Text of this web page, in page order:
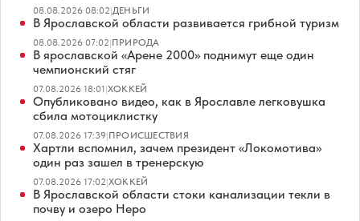
08.08.2026 08:02|ДЕНЬГИ
В Ярославской области развивается грибной туризм
08.08.2026 07:02|ПРИРОДА
В ярославской «Арене 2000» поднимут еще один
чемпионский стяг
07.08.2026 18:01|ХОККЕЙ
Опубликовано видео, как в Ярославле легковушка
сбила мотоциклистку
07.08.2026 17:39|ПРОИСШЕСТВИЯ
Хартли вспомнил, зачем президент «Локомотива»
один раз зашел в тренерскую
07.08.2026 17:02|ХОККЕЙ
В Ярославской области стоки канализации текли в
почву и озеро Неро